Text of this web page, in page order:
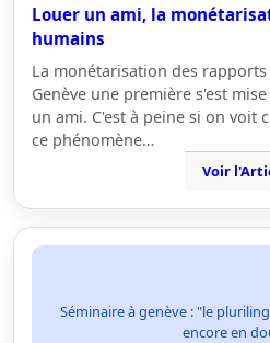
Louer un ami, la
humains
La monétarisation des
Genève une première s'est
un ami. C'est à peine si on voit
ce phénomène…
Voir
Séminaire à genève : "le
encore en